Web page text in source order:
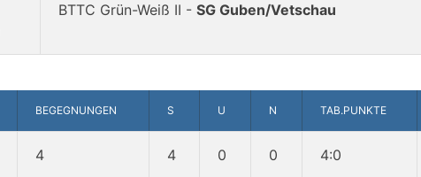
BTTC Grün-Weiß II - SG Guben/Vetschau
BEGEGNUNGEN S U N TAB.PUNKTE
4 4 0 0 4:0